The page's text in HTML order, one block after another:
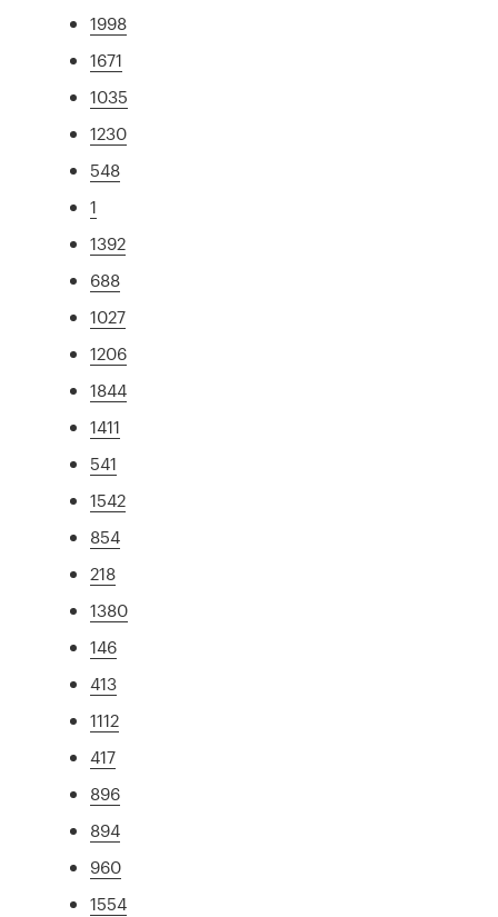
1998
1671
1035
1230
548
1
1392
688
1027
1206
1844
1411
541
1542
854
218
1380
146
413
1112
417
896
894
960
1554